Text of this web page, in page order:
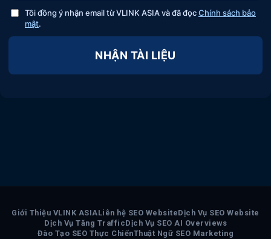
Tôi đồng ý nhận email từ VLINK ASIA và đã đọcChính sách bảo
mật.
NHẬN TÀI LIỆU
Giới Thiệu VLINK ASIALiên hệ SEO WebsiteDịch Vụ SEO Website
Dịch Vụ Tăng TrafficDịch Vụ SEO AI Overviews
Đào Tạo SEO Thực ChiếnThuật Ngữ SEO Marketing